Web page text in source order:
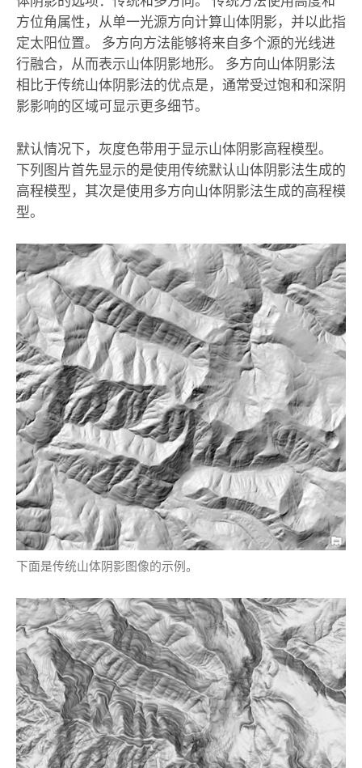
方位角属性，从单一光源方向计算山体阴影，并以此指
定太阳位置。 多方向方法能够将来自多个源的光线进
行融合，从而表示山体阴影地形。 多方向山体阴影法
相比于传统山体阴影法的优点是，通常受过饱和和深阴
影影响的区域可显示更多细节。
默认情况下，灰度色带用于显示山体阴影高程模型。
下列图片首先显示的是使用传统默认山体阴影法生成的
高程模型，其次是使用多方向山体阴影法生成的高程模
型。
下面是传统山体阴影图像的示例。